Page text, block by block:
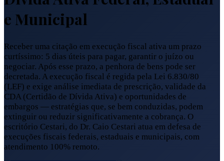
e Municipal
Receber uma citação em execução fiscal ativa um prazo
curtíssimo: 5 dias úteis para pagar, garantir o juízo ou
negociar. Após esse prazo, a penhora de bens pode ser
decretada. A execução fiscal é regida pela Lei 6.830/80
(LEF) e exige análise imediata de prescrição, validade da
CDA (Certidão de Dívida Ativa) e oportunidades de
embargos — estratégias que, se bem conduzidas, podem
extinguir ou reduzir significativamente a cobrança. O
escritório Cestari, do Dr. Caio Cestari atua em defesa de
execuções fiscais federais, estaduais e municipais, com
atendimento 100% remoto.